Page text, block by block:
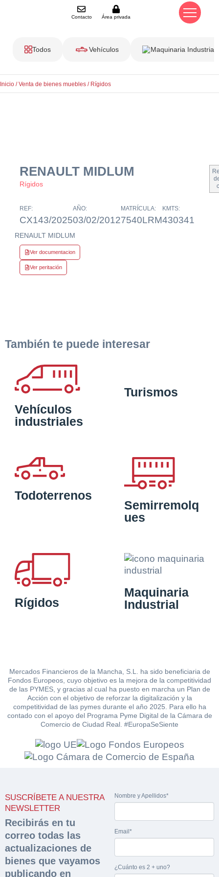
Contacto Área privada
Todos Vehículos Maquinaria Industrial
Inicio /Venta de bienes muebles / Rígidos
RENAULT MIDLUM
Rígidos
REF:
CX143/2025
AÑO:
03/02/2012
MATRÍCULA:
7540LRM
KMTS:
430341
RENAULT MIDLUM
Ver documentacion
Ver peritación
También te puede interesar
Vehículos
industriales
Turismos
Todoterrenos
Semirremolq
ues
Rígidos
Maquinaria
Industrial
Mercados Financieros de la Mancha, S.L. ha sido beneficiaria de
Fondos Europeos, cuyo objetivo es la mejora de la competitividad
de las PYMES, y gracias al cual ha puesto en marcha un Plan de
Acción con el objetivo de reforzar la digitalización y la
competitividad de las pymes durante el año 2025. Para ello ha
contado con el apoyo del Programa Pyme Digital de la Cámara de
Comercio de Ciudad Real. #EuropaSeSiente
SUSCRÍBETE A NUESTRA
NEWSLETTER
Recibirás en tu
correo todas las
actualizaciones de
bienes que vayamos
publicando en
Nombre y Apellidos*
Email*
¿Cuánto es 2 + uno?
Solicitar
documentación
sobre la peritación
Rellene este formulario y recibirá en su email el
enlace para descargar la documentación
Nombre y Apellidos*
Email*
Hacer Oferta
Teléfono* Email*
Nombre y Apellidos*
Sobre Merfinsa
Venta de bienes muebles
Vehículos